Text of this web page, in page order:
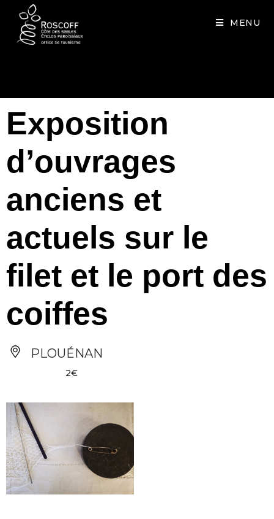
MENU
Exposition
d’ouvrages
anciens et
actuels sur le
filet et le port des
coiffes
PLOUÉNAN
2€
Cookies management panel